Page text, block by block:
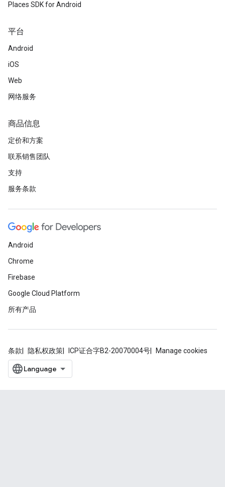
Places SDK for Android
平台
Android
iOS
Web
网络服务
商品信息
定价和方案
联系销售团队
支持
服务条款
Android
Chrome
Firebase
Google Cloud Platform
所有产品
条款 隐私权政策 ICP证合字B2-20070004号 Manage cookies